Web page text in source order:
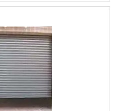
metálicas e portões